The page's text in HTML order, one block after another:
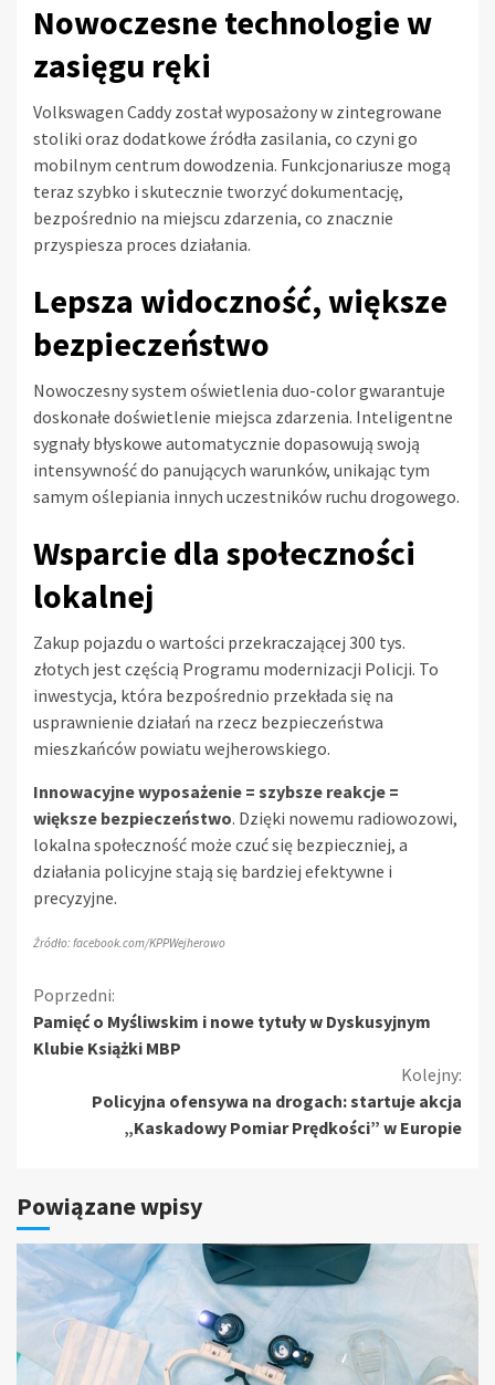
Nowoczesne technologie w
zasięgu ręki
Volkswagen Caddy został wyposażony w zintegrowane
stoliki oraz dodatkowe źródła zasilania, co czyni go
mobilnym centrum dowodzenia. Funkcjonariusze mogą
teraz szybko i skutecznie tworzyć dokumentację,
bezpośrednio na miejscu zdarzenia, co znacznie
przyspiesza proces działania.
Lepsza widoczność, większe
bezpieczeństwo
Nowoczesny system oświetlenia duo-color gwarantuje
doskonałe doświetlenie miejsca zdarzenia. Inteligentne
sygnały błyskowe automatycznie dopasowują swoją
intensywność do panujących warunków, unikając tym
samym oślepiania innych uczestników ruchu drogowego.
Wsparcie dla społeczności
lokalnej
Zakup pojazdu o wartości przekraczającej 300 tys.
złotych jest częścią Programu modernizacji Policji. To
inwestycja, która bezpośrednio przekłada się na
usprawnienie działań na rzecz bezpieczeństwa
mieszkańców powiatu wejherowskiego.
Innowacyjne wyposażenie = szybsze reakcje =
większe bezpieczeństwo. Dzięki nowemu radiowozowi,
lokalna społeczność może czuć się bezpieczniej, a
działania policyjne stają się bardziej efektywne i
precyzyjne.
Źródło: facebook.com/KPPWejherowo
Kontynuuj
czytanie
Poprzedni:
Pamięć o Myśliwskim i nowe tytuły w Dyskusyjnym
Klubie Książki MBP
Kolejny:
Policyjna ofensywa na drogach: startuje akcja
„Kaskadowy Pomiar Prędkości” w Europie
Powiązane wpisy